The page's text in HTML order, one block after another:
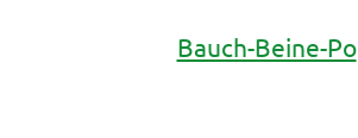
Bauch-Beine-Po